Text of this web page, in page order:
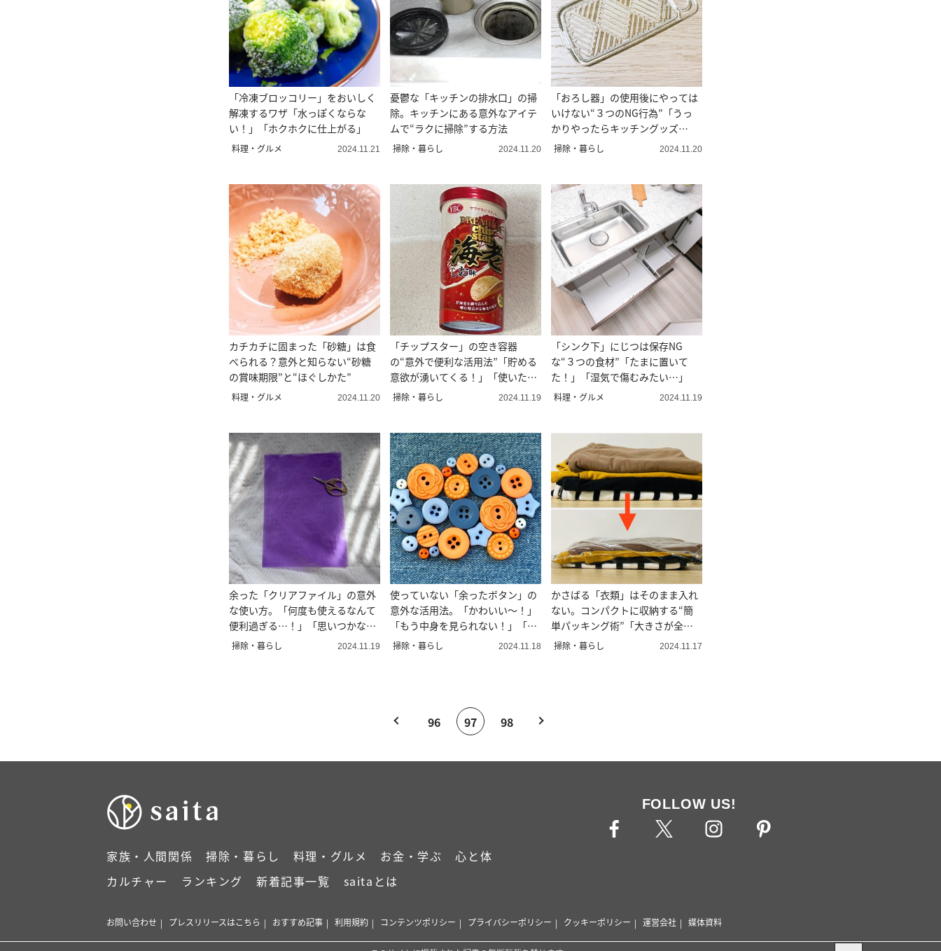
「冷凍ブロッコリー」をおいしく
解凍するワザ「水っぽくならな
い！」「ホクホクに仕上がる」
料理・グルメ 2024.11.21
憂鬱な「キッチンの排水口」の掃
除。キッチンにある意外なアイテ
ムで“ラクに掃除”する方法
掃除・暮らし 2024.11.20
「おろし器」の使用後にやっては
いけない“３つのNG行為”「うっ
かりやったらキッチングッズ
が…」
掃除・暮らし 2024.11.20
カチカチに固まった「砂糖」は食
べられる？意外と知らない“砂糖
の賞味期限”と“ほぐしかた”
料理・グルメ 2024.11.20
「チップスター」の空き容器
の“意外で便利な活用法”「貯める
意欲が湧いてくる！」「使いたく
なる！」
掃除・暮らし 2024.11.19
「シンク下」にじつは保存NG
な“３つの食材”「たまに置いて
た！」「湿気で傷むみたい…」
料理・グルメ 2024.11.19
余った「クリアファイル」の意外
な使い方。「何度も使えるなんて
便利過ぎる…！」「思いつかなか
った」
掃除・暮らし 2024.11.19
使っていない「余ったボタン」の
意外な活用法。「かわいい～！」
「もう中身を見られない！」「マ
ネしたい」
掃除・暮らし 2024.11.18
かさばる「衣類」はそのまま入れ
ない。コンパクトに収納する“簡
単パッキング術”「大きさが全然
違う…！」
掃除・暮らし 2024.11.17
96 97 98
家族・人間関係 掃除・暮らし 料理・グルメ お金・学ぶ
心と体
カルチャー
ランキング 新着記事一覧 saitaとは
FOLLOW US!
お問い合わせ プレスリリースはこちら おすすめ記事 利用規約 コンテンツポリシー プライバシーポリシー クッキーポリシー 運営会社 媒体資料